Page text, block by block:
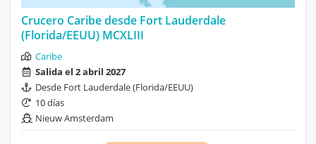
Crucero Caribe desde Fort Lauderdale
(Florida/EEUU) MCXLIII
Caribe
Salida el 2 abril 2027
Desde Fort Lauderdale (Florida/EEUU)
10 días
Nieuw Amsterdam